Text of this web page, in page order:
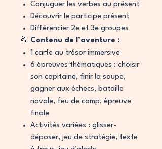
Conjuguer les verbes au présent
Découvrir le participe présent
Différencier 2e et 3e groupes
📂 Contenu de l’aventure :
1 carte au trésor immersive
6 épreuves thématiques : choisir
son capitaine, finir la soupe,
gagner aux échecs, bataille
navale, feu de camp, épreuve
finale
Activités variées : glisser-
déposer, jeu de stratégie, texte